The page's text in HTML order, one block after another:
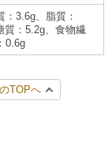
3.6g、脂質：
質：5.2g、食物繊
0.6g
TOPへ